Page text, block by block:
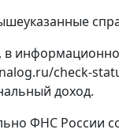
в
check-
доход.
ФНС России